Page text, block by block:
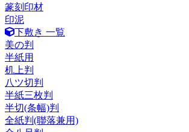
篆刻印材
印泥
下敷き 一覧
美の判
半紙用
机上判
八ツ切判
半紙三枚判
半切(条幅)判
全紙判(聯落兼用)